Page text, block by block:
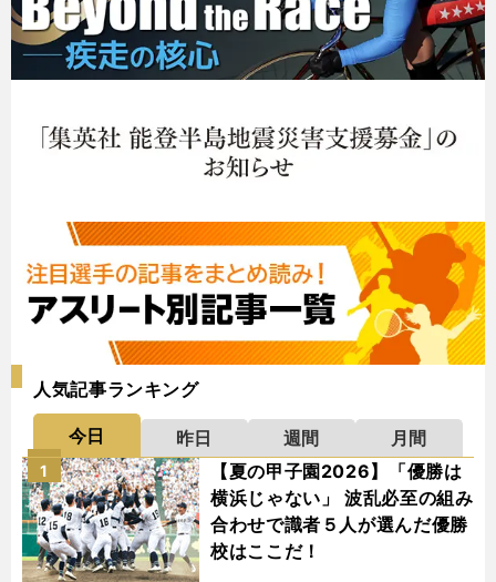
人気記事ランキング
今日 昨日 週間
月間
【夏の甲子園2026】「優勝は
横浜じゃない」 波乱必至の組み
合わせで識者５人が選んだ優勝
校はここだ！
1